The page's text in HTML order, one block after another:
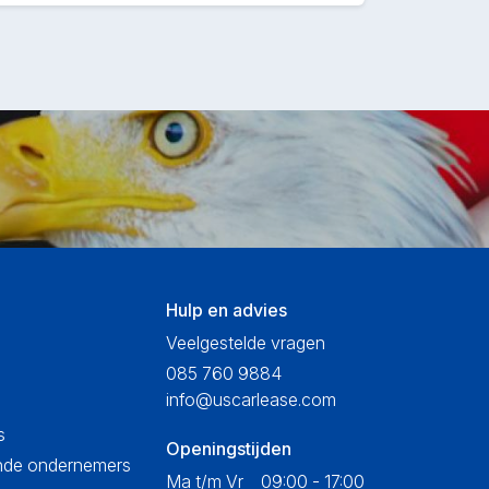
ondernemers
Hulp en advies
Veelgestelde vragen
085 760 9884
info@uscarlease.com
Openingstijden
Ma t/m Vr
09:00 - 17:00